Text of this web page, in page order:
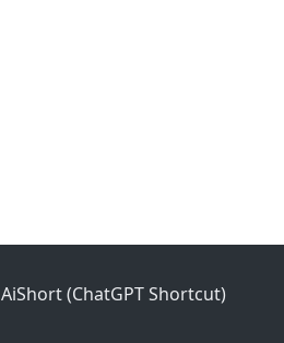
(ChatGPT Shortcut)